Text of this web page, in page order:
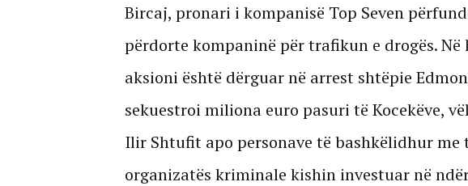
Bircaj, pronari i kompanisë Top Seven
përdorte kompaninë për trafikun e drogës.
aksioni është dërguar në arrest shtëpie
sekuestroi miliona euro pasuri të Kocekëve,
Ilir Shtufit apo personave të bashkëlidhur me
organizatës kriminale kishin investuar në